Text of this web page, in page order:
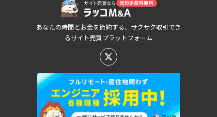
あなたの時間とお金を節約する、サクサク取引でき
るサイト売買プラットフォーム